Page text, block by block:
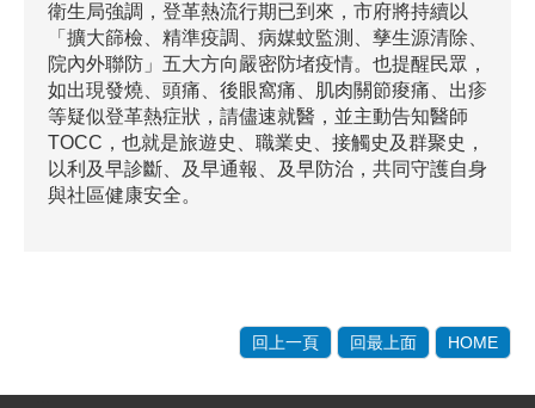
衛生局強調，登革熱流行期已到來，市府將持續以
「擴大篩檢、精準疫調、病媒蚊監測、孳生源清除、
院內外聯防」五大方向嚴密防堵疫情。也提醒民眾，
如出現發燒、頭痛、後眼窩痛、肌肉關節痠痛、出疹
等疑似登革熱症狀，請儘速就醫，並主動告知醫師
TOCC，也就是旅遊史、職業史、接觸史及群聚史，
以利及早診斷、及早通報、及早防治，共同守護自身
與社區健康安全。
回上一頁 回最上面 HOME